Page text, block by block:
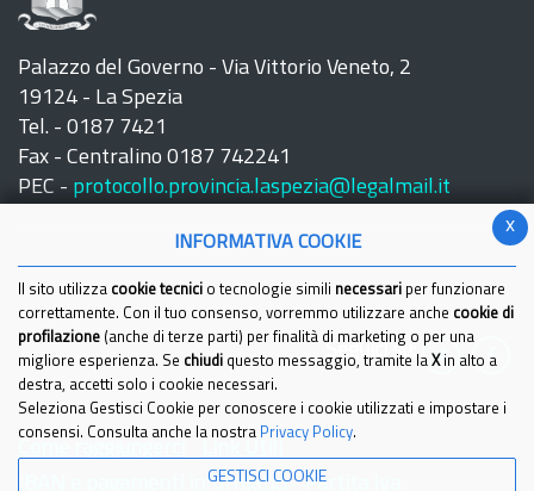
Palazzo del Governo - Via Vittorio Veneto, 2
19124 - La Spezia
Tel. - 0187 7421
Fax - Centralino 0187 742241
PEC - protocollo.provincia.laspezia@legalmail.it
Seguici su:
IBAN e pagamenti informatici
Partita Iva
x
INFORMATIVA COOKIE
Il sito utilizza cookie tecnici o tecnologie simili necessari per funzionare
correttamente. Con il tuo consenso, vorremmo utilizzare anche cookie di
profilazione (anche di terze parti) per finalità di marketing o per una
migliore esperienza. Se chiudi questo messaggio, tramite la Xin alto a
destra, accetti solo i cookie necessari.
Seleziona Gestisci Cookie per conoscere i cookie utilizzati e impostare i
consensi. Consulta anche la nostra Privacy Policy.
GESTISCI COOKIE